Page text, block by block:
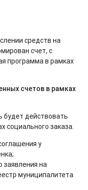
средств на
счет, с
программа в рамках
счетов в рамках
будет действовать
социального заказа.
у
заявления на
муниципалитета